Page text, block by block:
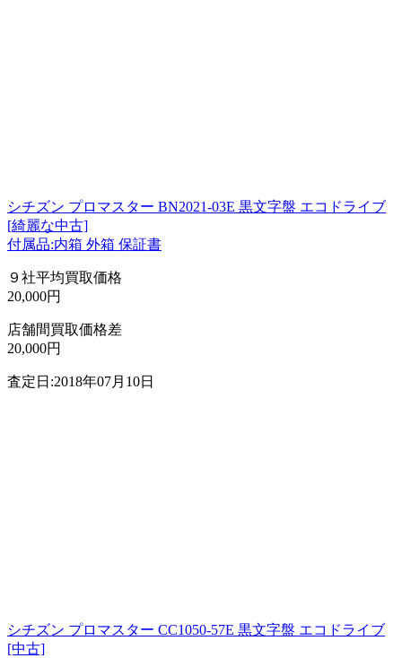
シチズン プロマスター BN2021-03E 黒文字盤 エコドライブ
[綺麗な中古]
付属品:内箱 外箱 保証書
９社平均買取価格
20,000円
店舗間買取価格差
20,000円
査定日:2018年07月10日
シチズン プロマスター CC1050-57E 黒文字盤 エコドライブ
[中古]